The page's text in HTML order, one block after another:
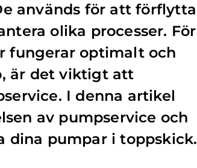
används för att förflytta
olika processer. För
fungerar optimalt och
är det viktigt att
I denna artikel
av pumpservice och
dina pumpar i toppskick.